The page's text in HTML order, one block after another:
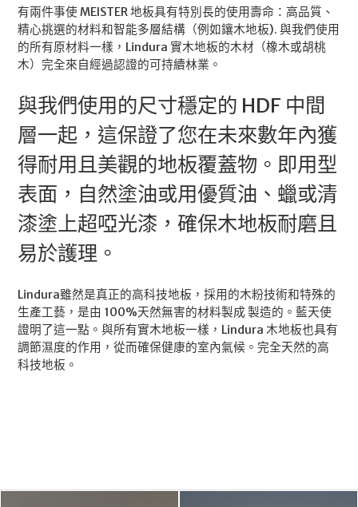
有兩件事使 MEISTER 地板具有特別長的使用壽命：高品質、
精心挑選的材料和智能多層結構（例如鑲木地板). 與我們使用
的所有原材料一樣，Lindura 實木地板的木材（橡木或胡桃
木）完全來自經過認證的可持續林業。
與我們使用的尺寸穩定的 HDF 中間
層一起，這保證了您在未來數年內獲
得耐用且美觀的地板覆蓋物。即用型
表面，自然塗油或用優質油、蠟或清
漆塗上超啞光漆，確保木地板耐磨且
易於護理。
Lindura雖然是真正的高科技地板，採用的木粉技術和特殊的
生產工藝，是由 100%天然無害的材料製成 製造的。藍天使
證明了這一點。與所有實木地板一樣，Lindura 木地板也具有
調節濕度的作用，從而確保健康的室內氣候。完全天然的高
科技地板。